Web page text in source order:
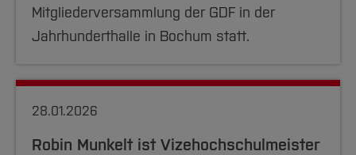
International
Team
Wahlen
qed-Stiftung
Zentrale Studienberatung
Mitgliederversammlung der GDF in der
Jahrhunderthalle in Bochum statt.
28.01.2026
Robin Munkelt ist Vizehochschulmeister